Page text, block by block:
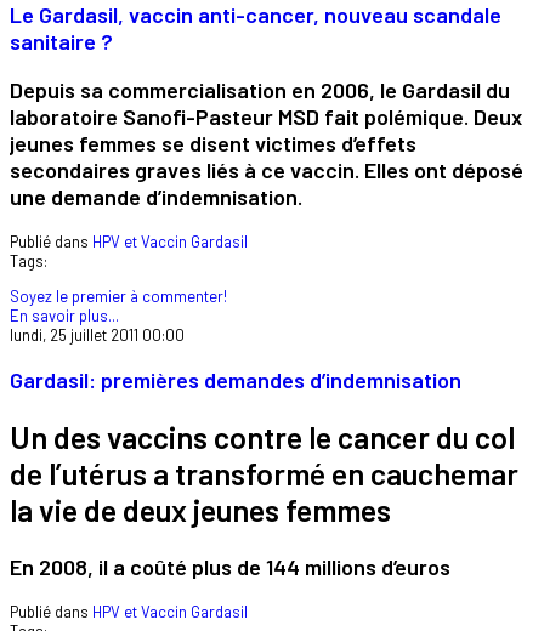
Le Gardasil, vaccin anti-cancer, nouveau scandale
sanitaire ?
Depuis sa commercialisation en 2006, le Gardasil du
laboratoire Sanofi-Pasteur MSD fait polémique. Deux
jeunes femmes se disent victimes d’effets
secondaires graves liés à ce vaccin. Elles ont déposé
une demande d’indemnisation.
Publié dans HPV et Vaccin Gardasil
Tags:
Soyez le premier à commenter!
En savoir plus...
lundi, 25 juillet 2011 00:00
Gardasil: premières demandes d’indemnisation
Un des vaccins contre le cancer du col
de l’utérus a transformé en cauchemar
la vie de deux jeunes femmes
En 2008, il a coûté plus de 144 millions d’euros
Publié dans HPV et Vaccin Gardasil